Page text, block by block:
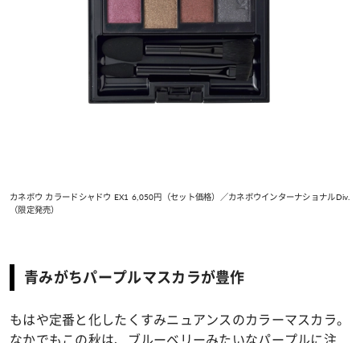
カネボウ カラードシャドウ EX1 6,050円（セット価格）／カネボウインターナショナルDiv.
（限定発売）
青みがちパープルマスカラが豊作
もはや定番と化したくすみニュアンスのカラーマスカラ。